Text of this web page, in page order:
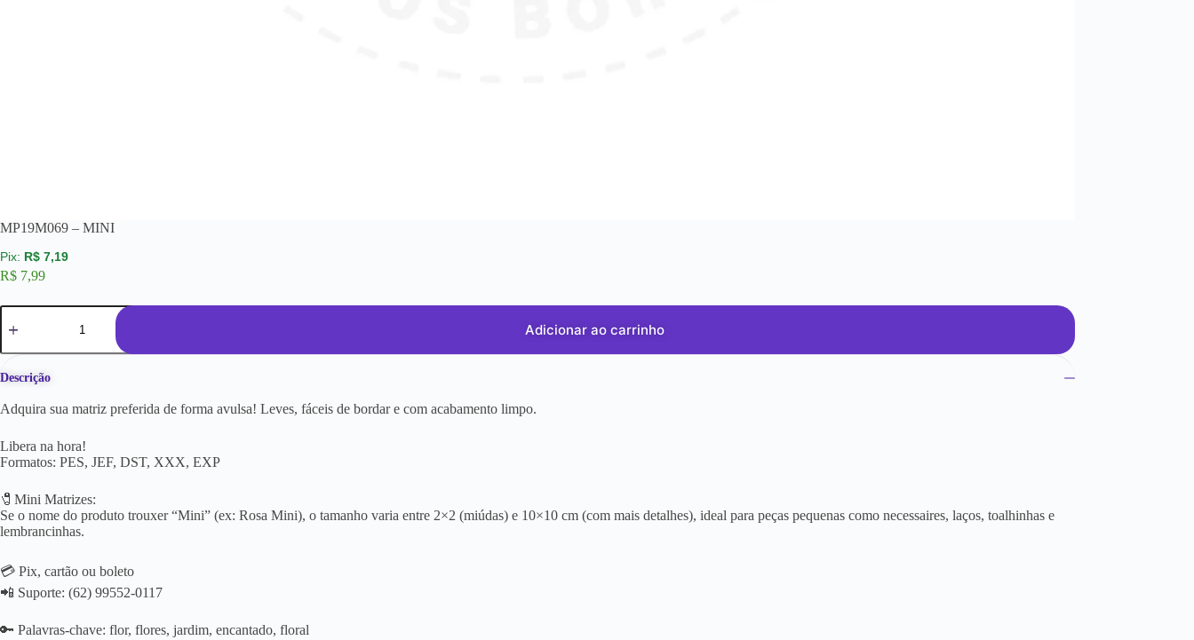
MP19M069 – MINI
R$ 7,19
R$ 7,99
Adicionar ao carrinho
Descrição
Adquira sua matriz preferida de forma avulsa! Leves, fáceis de bordar e com acabamento limpo.
Libera na hora!
Formatos: PES, JEF, DST, XXX, EXP
🧷Mini Matrizes:
Se o nome do produto trouxer “Mini” (ex: Rosa Mini), o tamanho varia entre 2×2 (miúdas) e 10×10 cm (com mais detalhes), ideal para peças pequenas como necessaires, laços, toalhinhas e
lembrancinhas.
💳 Pix, cartão ou boleto
📲 Suporte: (62) 99552-0117
🔑 Palavras-chave: flor, flores, jardim, encantado, floral